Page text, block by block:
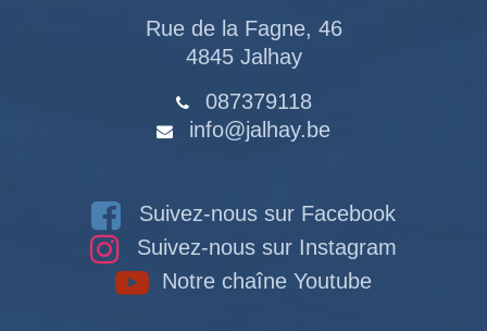
Rue de la Fagne, 46
4845 Jalhay
087379118
info@jalhay.be
Suivez-nous sur Facebook
Suivez-nous sur Instagram
Notre chaîne Youtube